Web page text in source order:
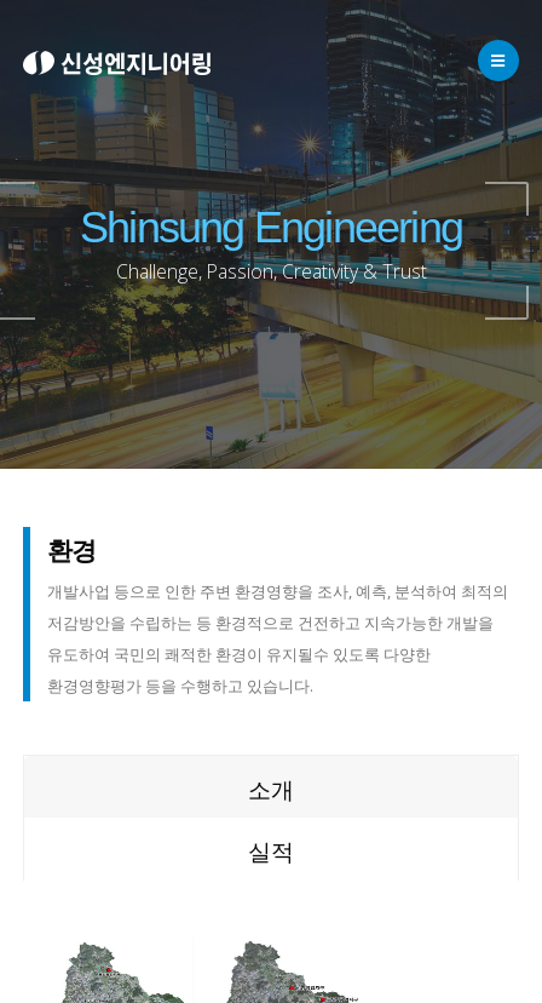
Shinsung Engineering
Challenge, Passion, Creativity & Trust
환경
개발사업 등으로 인한 주변 환경영향을 조사, 예측, 분석하여 최적의
저감방안을 수립하는 등 환경적으로 건전하고 지속가능한 개발을
유도하여 국민의 쾌적한 환경이 유지될수 있도록 다양한
환경영향평가 등을 수행하고 있습니다.
소개
실적